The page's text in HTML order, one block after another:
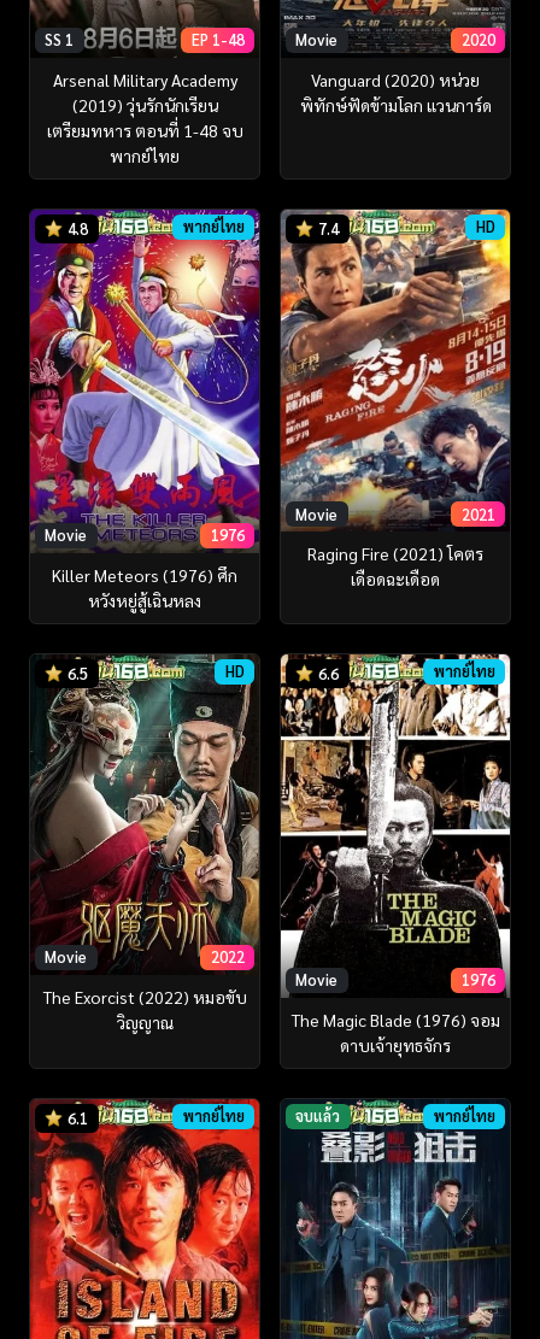
SS 1 EP 1-48
Arsenal Military Academy
(2019) วุ่นรักนักเรียน
เตรียมทหาร ตอนที่ 1-48 จบ
พากย์ไทย
Movie 2020
Vanguard (2020) หน่วย
พิทักษ์ฟัดข้ามโลก แวนการ์ด
4.8 พากย์ไทย
Movie 1976
Killer Meteors (1976) ศึก
หวังหยู่สู้เฉินหลง
7.4 HD
Movie 2021
Raging Fire (2021) โคตร
เดือดฉะเดือด
6.5 HD
Movie 2022
The Exorcist (2022) หมอขับ
วิญญาณ
6.6 พากย์ไทย
Movie 1976
The Magic Blade (1976) จอม
ดาบเจ้ายุทธจักร
6.1 พากย์ไทย จบแล้ว พากย์ไทย